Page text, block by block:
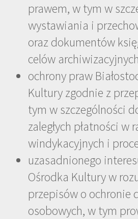
prawem, w tym w
wystawiania i
oraz dokumentów
celów archiwizacyjnych
ochrony praw
Kultury zgodnie z
tym w szczególności
zaległych płatności w
windykacyjnych i
uzasadnionego
Ośrodka Kultury w
przepisów o ochronie
osobowych, w tym